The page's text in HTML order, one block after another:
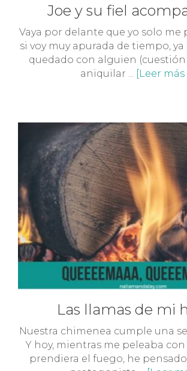
Joe y su fiel
Vaya por delante que yo solo me
si voy muy apurada de tiempo,
quedado con alguien
aniquilar ... [Leer más
Las llamas de mi
Nuestra chimenea cumple una
Y hoy, mientras me peleaba
prendiera el fuego, he